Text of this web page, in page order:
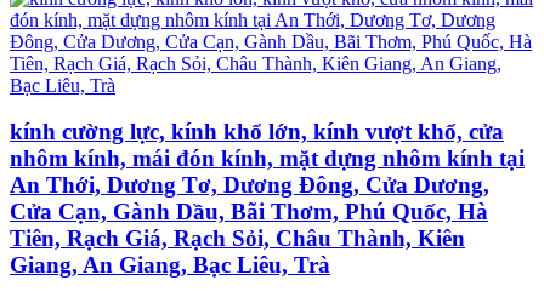
kính cường lực, kính khổ lớn, kính vượt khổ, cửa
nhôm kính, mái đón kính, mặt dựng nhôm kính tại
An Thới, Dương Tơ, Dương Đông, Cửa Dương,
Cửa Cạn, Gành Dầu, Bãi Thơm, Phú Quốc, Hà
Tiên, Rạch Giá, Rạch Sỏi, Châu Thành, Kiên
Giang, An Giang, Bạc Liêu, Trà